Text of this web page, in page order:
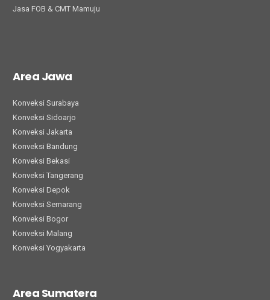
Jasa FOB & CMT Mamuju
Area Jawa
Konveksi Surabaya
Konveksi Sidoarjo
Konveksi Jakarta
Konveksi Bandung
Konveksi Bekasi
Konveksi Tangerang
Konveksi Depok
Konveksi Semarang
Konveksi Bogor
Konveksi Malang
Konveksi Yogyakarta
Area Sumatera